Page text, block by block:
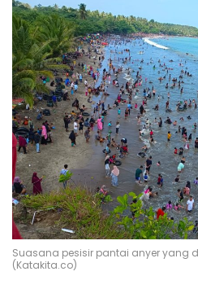
Suasana pesisir pantai anyer yang
(Katakita.co)